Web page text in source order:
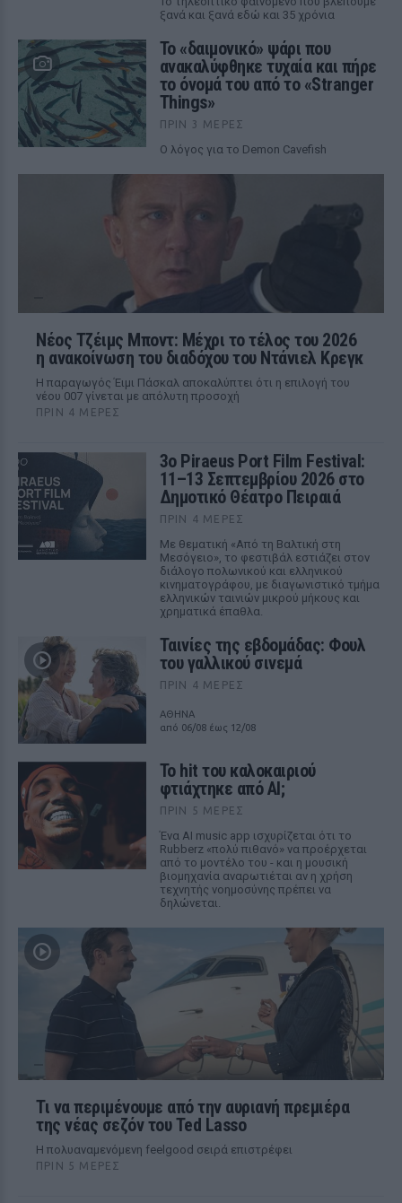
ξανά και ξανά εδώ και 35 χρόνια
Το «δαιμονικό» ψάρι που
ανακαλύφθηκε τυχαία και πήρε
το όνομά του από το «Stranger
Things»
ΠΡΙΝ 3 ΜΈΡΕΣ
Ο λόγος για το Demon Cavefish
Νέος Τζέιμς Μποντ: Μέχρι το τέλος του 2026
η ανακοίνωση του διαδόχου του Ντάνιελ Κρεγκ
Η παραγωγός Έιμι Πάσκαλ αποκαλύπτει ότι η επιλογή του
νέου 007 γίνεται με απόλυτη προσοχή
ΠΡΙΝ 4 ΜΈΡΕΣ
3ο Piraeus Port Film Festival:
11–13 Σεπτεμβρίου 2026 στο
Δημοτικό Θέατρο Πειραιά
ΠΡΙΝ 4 ΜΈΡΕΣ
Με θεματική «Από τη Βαλτική στη
Μεσόγειο», το φεστιβάλ εστιάζει στον
διάλογο πολωνικού και ελληνικού
κινηματογράφου, με διαγωνιστικό τμήμα
ελληνικών ταινιών μικρού μήκους και
χρηματικά έπαθλα.
Ταινίες της εβδομάδας: Φουλ
του γαλλικού σινεμά
ΠΡΙΝ 4 ΜΈΡΕΣ
ΑΘΗΝΑ
από 06/08 έως 12/08
Το hit του καλοκαιριού
φτιάχτηκε από AI;
ΠΡΙΝ 5 ΜΈΡΕΣ
Ένα AI music app ισχυρίζεται ότι το
Rubberz «πολύ πιθανό» να προέρχεται
από το μοντέλο του - και η μουσική
βιομηχανία αναρωτιέται αν η χρήση
τεχνητής νοημοσύνης πρέπει να
δηλώνεται.
Τι να περιμένουμε από την αυριανή πρεμιέρα
της νέας σεζόν του Ted Lasso
Η πολυαναμενόμενη feelgood σειρά επιστρέφει
ΠΡΙΝ 5 ΜΈΡΕΣ